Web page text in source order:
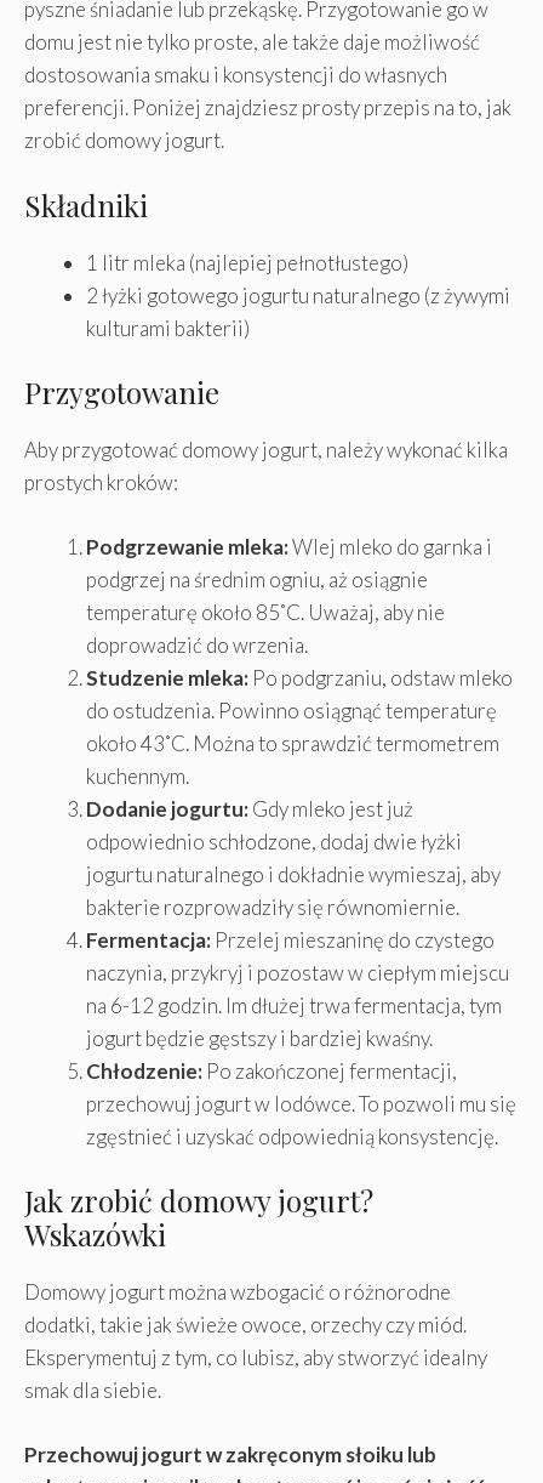
pyszne śniadanie lub przekąskę. Przygotowanie go w
domu jest nie tylko proste, ale także daje możliwość
dostosowania smaku i konsystencji do własnych
preferencji. Poniżej znajdziesz prosty przepis na to, jak
zrobić domowy jogurt.
Składniki
1 litr mleka (najlepiej pełnotłustego)
2 łyżki gotowego jogurtu naturalnego (z żywymi
kulturami bakterii)
Przygotowanie
Aby przygotować domowy jogurt, należy wykonać kilka
prostych kroków:
Podgrzewanie mleka:Wlej mleko do garnka i
podgrzej na średnim ogniu, aż osiągnie
temperaturę około 85˚C. Uważaj, aby nie
doprowadzić do wrzenia.
Studzenie mleka: Po podgrzaniu, odstaw mleko
do ostudzenia. Powinno osiągnąć temperaturę
około 43˚C. Można to sprawdzić termometrem
kuchennym.
Dodanie jogurtu:Gdy mleko jest już
odpowiednio schłodzone, dodaj dwie łyżki
jogurtu naturalnego i dokładnie wymieszaj, aby
bakterie rozprowadziły się równomiernie.
Fermentacja: Przelej mieszaninę do czystego
naczynia, przykryj i pozostaw w ciepłym miejscu
na 6-12 godzin. Im dłużej trwa fermentacja, tym
jogurt będzie gęstszy i bardziej kwaśny.
Chłodzenie: Po zakończonej fermentacji,
przechowuj jogurt w lodówce. To pozwoli mu się
zgęstnieć i uzyskać odpowiednią konsystencję.
Jak zrobić domowy jogurt?
Wskazówki
Domowy jogurt można wzbogacić o różnorodne
dodatki, takie jak świeże owoce, orzechy czy miód.
Eksperymentuj z tym, co lubisz, aby stworzyć idealny
smak dla siebie.
Przechowuj jogurt w zakręconym słoiku lub